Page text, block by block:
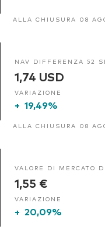
ALLA CHIUSURA 08
NAV DIFFERENZA 52
1,74 USD
VARIAZIONE
+ 19,49%
ALLA CHIUSURA 08
VALORE DI MERCATO
1,55 €
VARIAZIONE
+ 20,09%